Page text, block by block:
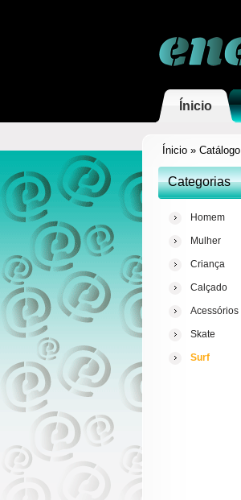
Ínicio
Ínicio » Catálogo
Categorias
Homem
Mulher
Criança
Calçado
Acessórios
Skate
Surf